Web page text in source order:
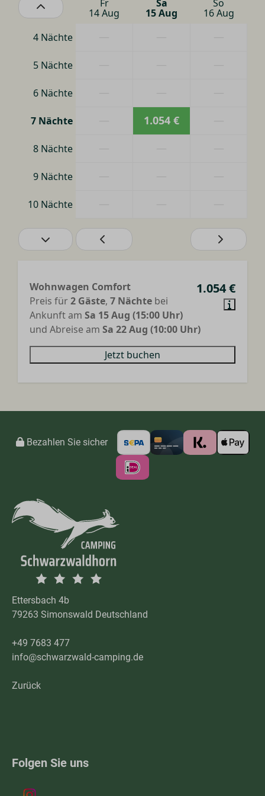
Fr
14 Aug
Sa
15 Aug
So
16 Aug
4 Nächte
5 Nächte
6 Nächte
7 Nächte 1.054 €
8 Nächte
9 Nächte
10 Nächte
1.054 €
Wohnwagen Comfort
Preis für2 Gäste, 7 Nächte bei
Ankunft am Sa 15 Aug (15:00 Uhr)
und Abreise am Sa 22 Aug (10:00 Uhr)
Jetzt buchen
Bezahlen Sie sicher
Ettersbach 4b
79263 Simonswald Deutschland
+49 7683 477
info@schwarzwald-camping.de
Zurück
Folgen Sie uns